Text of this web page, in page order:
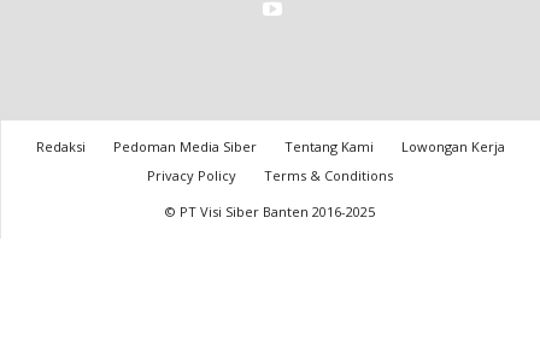
Redaksi Pedoman Media Siber Tentang Kami
Lowongan Kerja
Privacy Policy
Terms & Conditions
© PT Visi Siber Banten 2016-2025